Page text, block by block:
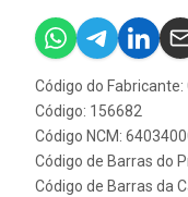
Código do Fabricante:
Código: 156682
Código NCM:
Código de Barras do
Código de Barras da